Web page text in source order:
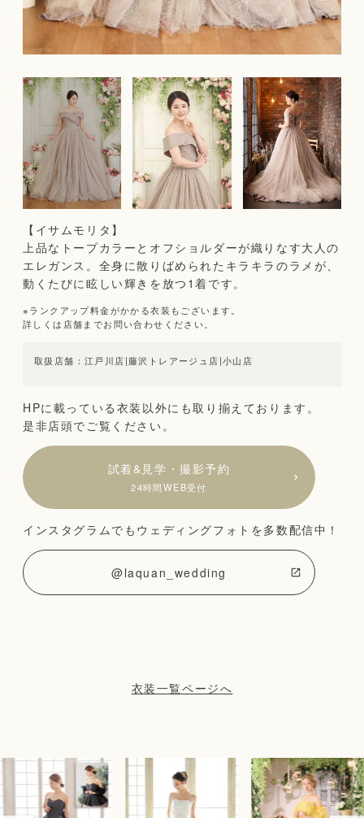
【イサムモリタ】
上品なトープカラーとオフショルダーが織りなす大人の
エレガンス。全身に散りばめられたキラキラのラメが、
動くたびに眩しい輝きを放つ1着です。
※ランクアップ料金がかかる衣装もございます。
詳しくは店舗までお問い合わせください。
江戸川店|藤沢トレアージュ店|小山店
HPに載っている衣装以外にも取り揃えております。
是非店頭でご覧ください。
試着&見学・撮影予約
24時間WEB受付
インスタグラムでもウェディングフォトを多数配信中！
@laquan_wedding
衣装一覧ページへ